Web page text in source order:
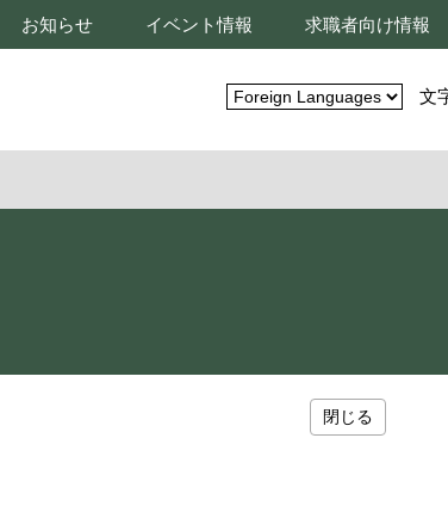
お知らせ イベント情報 求職者向け情報
文
閉じる